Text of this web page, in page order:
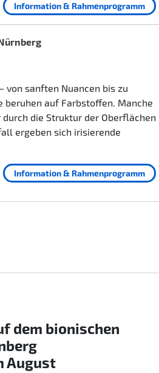
Information & Rahmenprogramm
von sanften Nuancen bis zu
beruhen auf Farbstoffen. Manche
die Struktur der Oberflächen
ergeben sich irisierende
Information & Rahmenprogramm
dem bionischen
August